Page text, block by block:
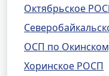
Октябрьское
ОСП по
Хоринское РОСП